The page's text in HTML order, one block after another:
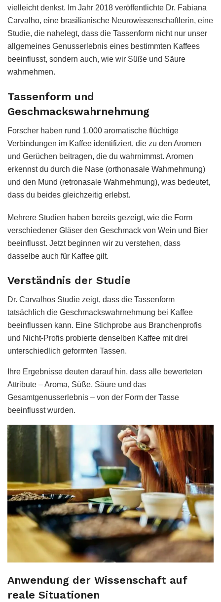
vielleicht denkst. Im Jahr 2018 veröffentlichte Dr. Fabiana
Carvalho, eine brasilianische Neurowissenschaftlerin, eine
Studie, die nahelegt, dass die Tassenform nicht nur unser
allgemeines Genusserlebnis eines bestimmten Kaffees
beeinflusst, sondern auch, wie wir Süße und Säure
wahrnehmen.
Tassenform und
Geschmackswahrnehmung
Forscher haben rund 1.000 aromatische flüchtige
Verbindungen im Kaffee identifiziert, die zu den Aromen
und Gerüchen beitragen, die du wahrnimmst. Aromen
erkennst du durch die Nase (orthonasale Wahrnehmung)
und den Mund (retronasale Wahrnehmung), was bedeutet,
dass du beides gleichzeitig erlebst.
Mehrere Studien haben bereits gezeigt, wie die Form
verschiedener Gläser den Geschmack von Wein und Bier
beeinflusst. Jetzt beginnen wir zu verstehen, dass
dasselbe auch für Kaffee gilt.
Verständnis der Studie
Dr. Carvalhos Studie zeigt, dass die Tassenform
tatsächlich die Geschmackswahrnehmung bei Kaffee
beeinflussen kann. Eine Stichprobe aus Branchenprofis
und Nicht-Profis probierte denselben Kaffee mit drei
unterschiedlich geformten Tassen.
Ihre Ergebnisse deuten darauf hin, dass alle bewerteten
Attribute – Aroma, Süße, Säure und das
Gesamtgenusserlebnis – von der Form der Tasse
beeinflusst wurden.
Anwendung der Wissenschaft auf
reale Situationen